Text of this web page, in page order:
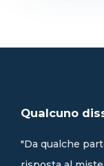
Qualcuno
"Da qualche